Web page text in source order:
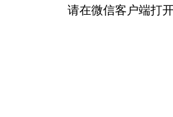
请在微信客户端打